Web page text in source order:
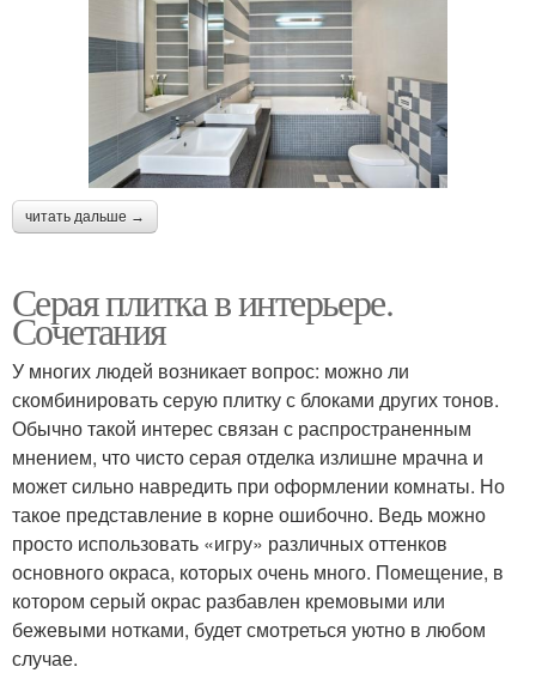
читать дальше →
Серая плитка в интерьере.
Сочетания
У многих людей возникает вопрос: можно ли
скомбинировать серую плитку с блоками других тонов.
Обычно такой интерес связан с распространенным
мнением, что чисто серая отделка излишне мрачна и
может сильно навредить при оформлении комнаты. Но
такое представление в корне ошибочно. Ведь можно
просто использовать «игру» различных оттенков
основного окраса, которых очень много. Помещение, в
котором серый окрас разбавлен кремовыми или
бежевыми нотками, будет смотреться уютно в любом
случае.